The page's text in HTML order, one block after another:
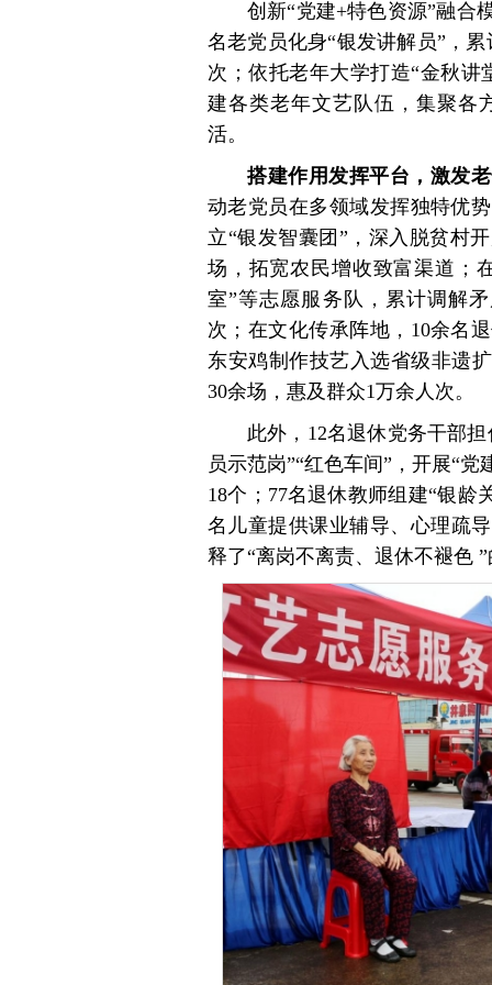
创新“党建+特色资源”融合
名老党员化身“银发讲解员”，
次；依托老年大学打造“金秋讲
建各类老年文艺队伍，集聚各
活。
搭建作用发挥平台，激发
动老党员在多领域发挥独特优
立“银发智囊团”，深入脱贫村
场，拓宽农民增收致富渠道；
室”等志愿服务队，累计调解
次；在文化传承阵地，10余名
东安鸡制作技艺入选省级非遗
30余场，惠及群众1万余人次。
此外，12名退休党务干部
员示范岗”“红色车间”，开展“
18个；77名退休教师组建“银龄
名儿童提供课业辅导、心理疏
释了“离岗不离责、退休不褪色